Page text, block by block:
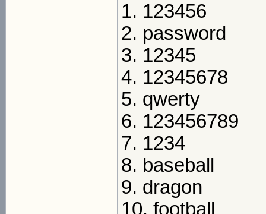
1. 123456
2. password
3. 12345
4. 12345678
5. qwerty
6. 123456789
7. 1234
8. baseball
9. dragon
10. football